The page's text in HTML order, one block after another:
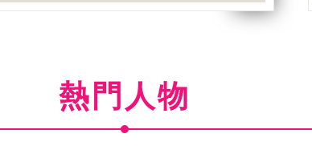
熱門人物